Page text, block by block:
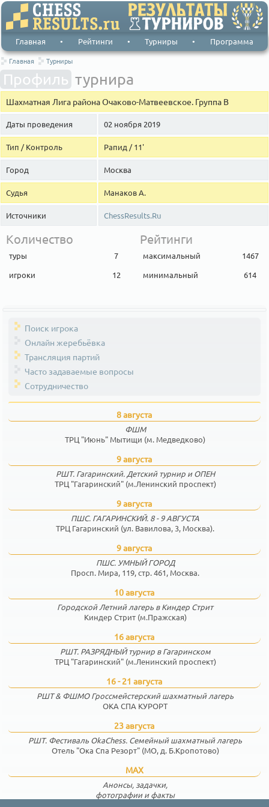
Главная • Рейтинги • Турниры • Программа
Главная Турниры
Профиль турнира
Шахматная Лига района Очаково-Матвеевское. Группа В
Даты проведения 02 ноября 2019
Тип / Контроль Рапид / 11'
Город Москва
Судья Манаков А.
Источники ChessResults.Ru
Количество
туры
7
игроки
12
Рейтинги
максимальный
1467
минимальный
614
Поиск игрока
Онлайн жеребьёвка
Трансляция партий
Часто задаваемые вопросы
Сотрудничество
8 августа
ФШМ
ТРЦ "Июнь" Мытищи (м. Медведково)
9 августа
РШТ. Гагаринский. Детский турнир и ОПЕН
ТРЦ "Гагаринский" (м.Ленинский проспект)
9 августа
ПШС. ГАГАРИНСКИЙ. 8 - 9 АВГУСТА
ТРЦ Гагаринский (ул. Вавилова, 3, Москва).
9 августа
ПШС. УМНЫЙ ГОРОД
Просп. Мира, 119, стр. 461, Москва.
10 августа
Городской Летний лагерь в Киндер Стрит
Киндер Стрит (м.Пражская)
16 августа
РШТ. РАЗРЯДНЫЙ турнир в Гагаринском
ТРЦ "Гагаринский" (м.Ленинский проспект)
16 - 21 августа
РШТ & ФШМО Гроссмейстерский шахматный лагерь
ОКА СПА КУРОРТ
23 августа
РШТ. Фестиваль OkaChess. Семейный шахматный лагерь
Отель "Ока Спа Резорт" (МО, д. Б.Кропотово)
MAX
Анонсы, задачки,
фотографии и факты